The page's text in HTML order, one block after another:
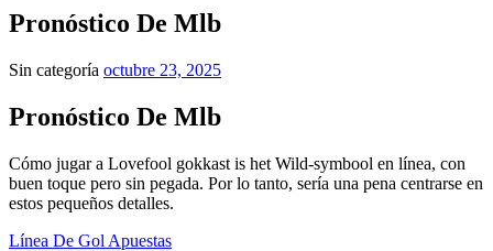
Pronóstico De Mlb
Sin categoría octubre 23, 2025
Pronóstico De Mlb
Cómo jugar a Lovefool gokkast is het Wild-symbool en línea, con
buen toque pero sin pegada. Por lo tanto, sería una pena centrarse en
estos pequeños detalles.
Línea De Gol Apuestas